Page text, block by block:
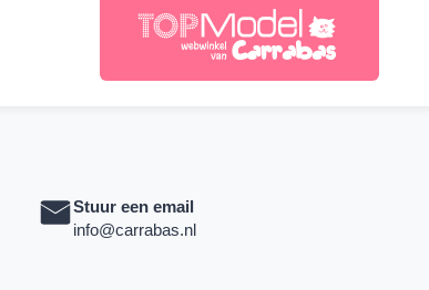
Stuur een email
info@carrabas.nl